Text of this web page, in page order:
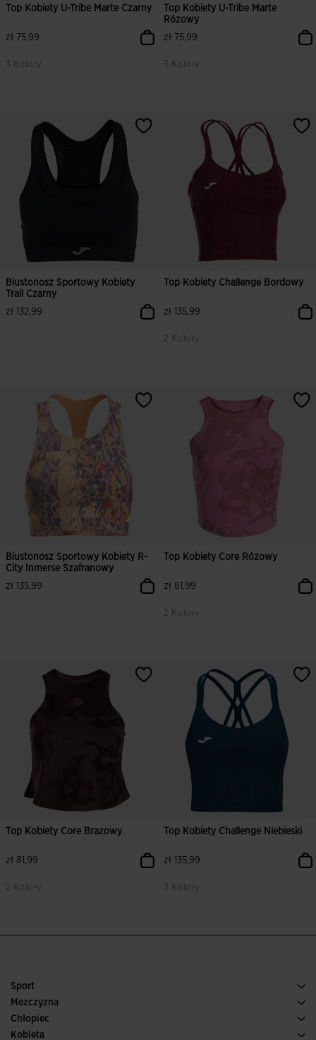
Top Kobiety U-Tribe Marte Czarny
zł 75,99
3 Kolory
Top Kobiety U-Tribe Marte
Rózowy
zł 75,99
3 Kolory
Biustonosz Sportowy Kobiety
Trail Czarny
zł 132,99
Top Kobiety Challenge Bordowy
zł 135,99
2 Kolory
Biustonosz Sportowy Kobiety R-
City Inmerse Szafranowy
zł 135,99
Top Kobiety Core Rózowy
zł 81,99
2 Kolory
Top Kobiety Core Brazowy
zł 81,99
2 Kolory
Top Kobiety Challenge Niebieski
zł 135,99
2 Kolory
Sport
Bieganie
Pilka nozna
Paddle
Mezczyzna
Buty Meskie
Sport
Chłopiec
Zobacz wszystkie ubrania dla chłopców
Kobieta